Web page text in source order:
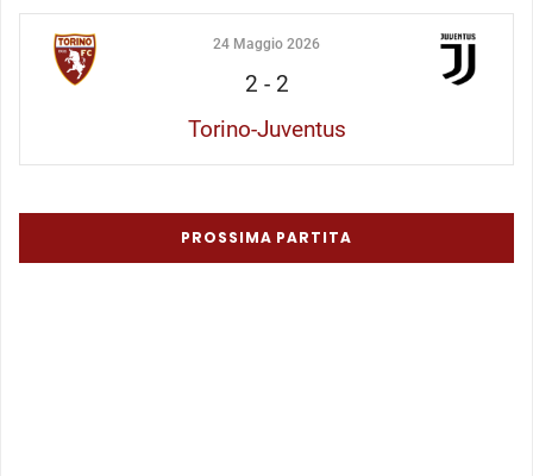
24 Maggio 2026
2 - 2
Torino-Juventus
PROSSIMA PARTITA